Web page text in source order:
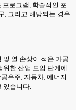
프로그램, 학술적인 포
, 그리고 해당되는 경우
열 손상이 적은 가공
한 산업 도입 단계에
우주, 자동차, 에너지
있습니다.